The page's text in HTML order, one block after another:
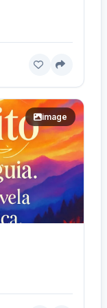
image